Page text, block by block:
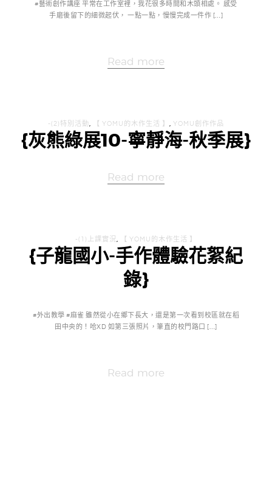
#藝術創作講座 平常在工作室裡，我花很多時間和木頭相處。 感受
手磨後留下的細微起伏， 一點一點，慢慢完成一件作 […]
Read more
-(2)特別活動 , 【 YOMU的木作生活 】 , YOMU創作作品
{灰熊綠展10-寧靜海-秋季展}
Read more
-(1)上課實況, 【 YOMU的木作生活 】
{子龍國小-手作體驗花絮紀
錄}
#外出教學 #麻雀 雖然從小在鄉下長大，還是第一次看到校區就在稻
田中央的！哈XD 如第三張照片，筆直的校門路口 […]
Read more